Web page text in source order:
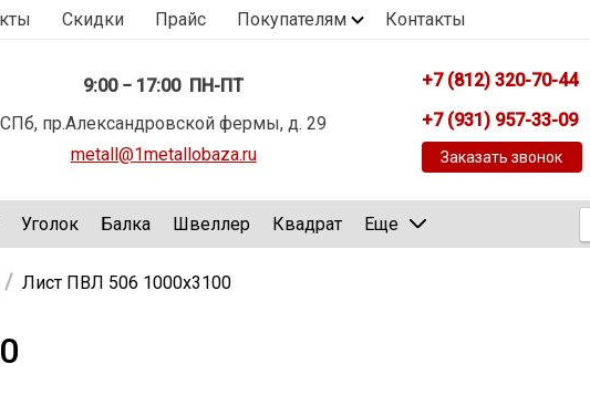
Скидки Прайс Покупателям Контакты
9:00 − 17:00 ПН-ПТ
СПб, пр.Александровской фермы, д. 29
metall@1metallobaza.ru
+7 (812) 320-70-44
+7 (931) 957-33-09
Заказать звонок
Уголок Балка Швеллер Квадрат Еще
Лист ПВЛ 506 1000х3100